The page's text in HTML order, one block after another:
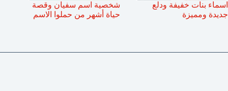
اسماء بنات خفيفة ودلع
جديدة ومميزة
شخصية اسم سفيان وقصة
حياة أشهر من حملوا الاسم